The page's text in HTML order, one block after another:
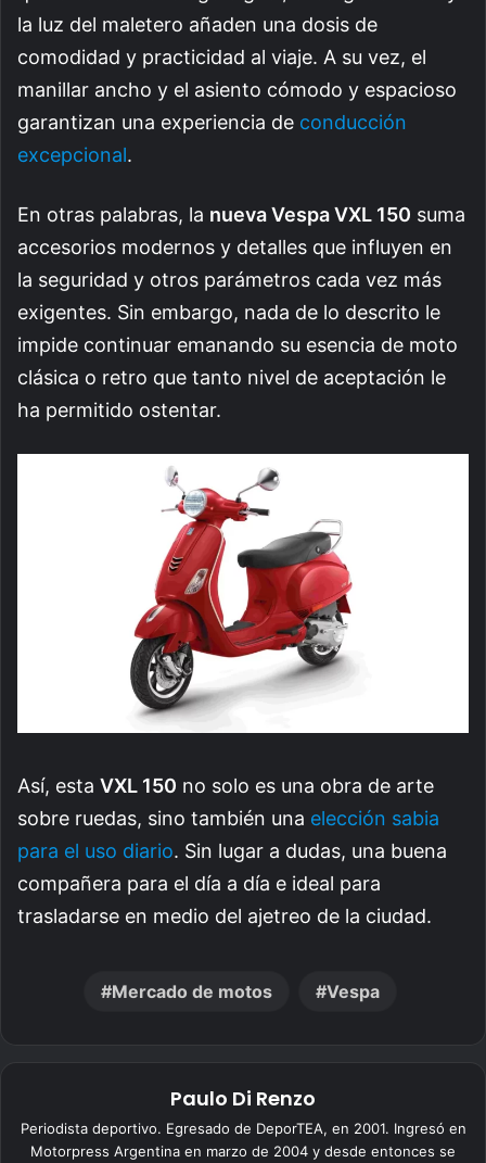
la luz del maletero añaden una dosis de
comodidad y practicidad al viaje. A su vez, el
manillar ancho y el asiento cómodo y espacioso
garantizan una experiencia de conducción
excepcional.
En otras palabras, la nueva Vespa VXL 150 suma
accesorios modernos y detalles que influyen en
la seguridad y otros parámetros cada vez más
exigentes. Sin embargo, nada de lo descrito le
impide continuar emanando su esencia de moto
clásica o retro que tanto nivel de aceptación le
ha permitido ostentar.
Así, esta VXL 150 no solo es una obra de arte
sobre ruedas, sino también una elección sabia
para el uso diario. Sin lugar a dudas, una buena
compañera para el día a día e ideal para
trasladarse en medio del ajetreo de la ciudad.
Mercado de motos Vespa
Paulo Di Renzo
Periodista deportivo. Egresado de DeporTEA, en 2001. Ingresó en
Motorpress Argentina en marzo de 2004 y desde entonces se